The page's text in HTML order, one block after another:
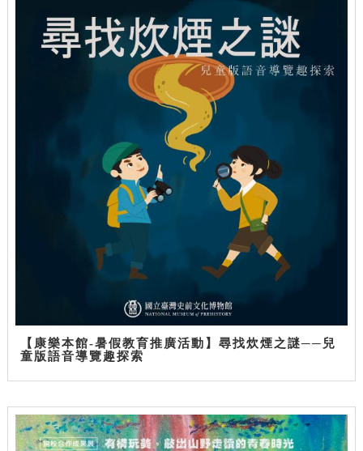
【康樂本館-暑假教育推廣活動】尋找炊煙之謎──兒
童版語音導覽趣探索